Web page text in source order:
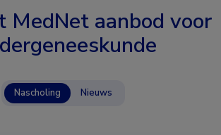
MedNet aanbod voor
Nascholing Nieuws